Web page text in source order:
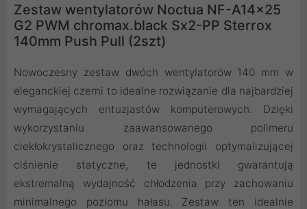
Zestaw wentylatorów Noctua NF-A14x25
G2 PWM chromax.black Sx2-PP Sterrox
140mm Push Pull (2szt)
Nowoczesny zestaw dwóch wentylatorów 140 mm w
eleganckiej czerni to idealne rozwiązanie dla najbardziej
wymagających entuzjastów komputerowych. Dzięki
wykorzystaniu zaawansowanego polimeru
ciekłokrystalicznego oraz technologii optymalizującej
ciśnienie statyczne, te jednostki gwarantują
ekstremalną wydajność chłodzenia przy zachowaniu
minimalnego poziomu hałasu. Zestaw ten idealnie